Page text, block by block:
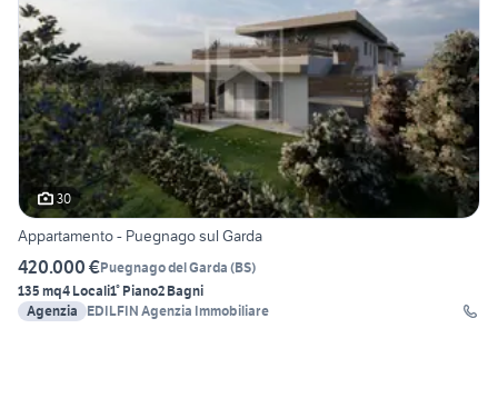
30
Appartamento - Puegnago sul Garda
420.000 €Puegnago del Garda (BS)
135 mq4 Locali1° Piano2 Bagni
Agenzia
EDILFIN Agenzia Immobiliare